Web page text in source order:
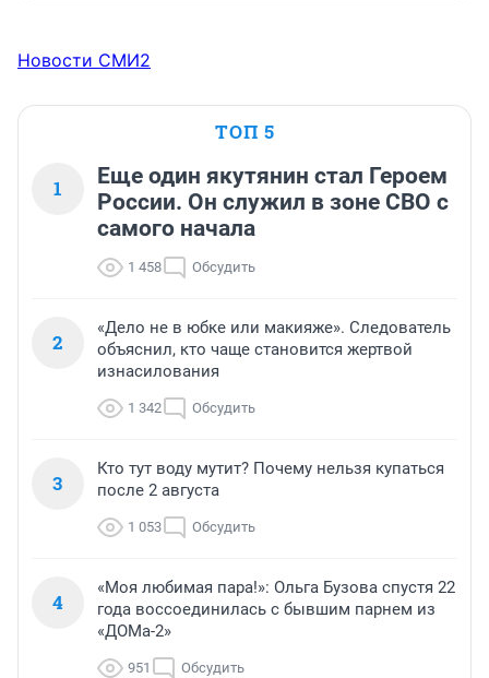
Новости СМИ2
ТОП 5
1
Еще один якутянин стал Героем
России. Он служил в зоне СВО с
самого начала
1 458 Обсудить
2
«Дело не в юбке или макияже». Следователь
объяснил, кто чаще становится жертвой
изнасилования
1 342 Обсудить
3
Кто тут воду мутит? Почему нельзя купаться
после 2 августа
1 053 Обсудить
4
«Моя любимая пара!»: Ольга Бузова спустя 22
года воссоединилась с бывшим парнем из
«ДОМа-2»
951 Обсудить